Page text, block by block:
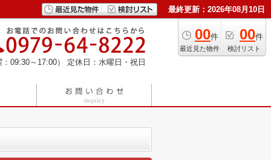
最終更新：2026年08月10日
00件
最近見た物件
00件
検討リスト
09:30～17:00） 定休日：水曜日・祝日